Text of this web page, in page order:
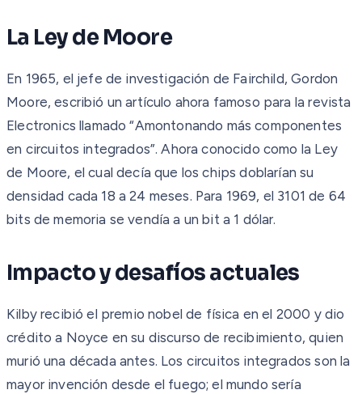
La Ley de Moore
En 1965, el jefe de investigación de Fairchild, Gordon
Moore, escribió un artículo ahora famoso para la revista
Electronics llamado “Amontonando más componentes
en circuitos integrados”. Ahora conocido como la Ley
de Moore, el cual decía que los chips doblarían su
densidad cada 18 a 24 meses. Para 1969, el 3101 de 64
bits de memoria se vendía a un bit a 1 dólar.
Impacto y desafíos actuales
Kilby recibió el premio nobel de física en el 2000 y dio
crédito a Noyce en su discurso de recibimiento, quien
murió una década antes. Los circuitos integrados son la
mayor invención desde el fuego; el mundo sería